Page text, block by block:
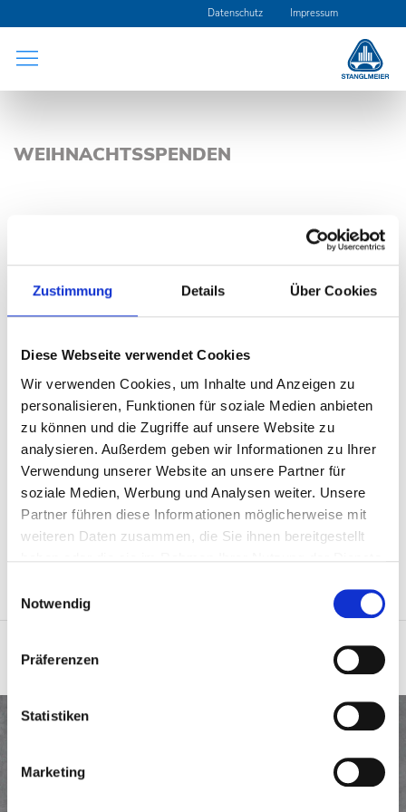
Zustimmung Details Über Cookies
Diese Webseite verwendet Cookies
Wir verwenden Cookies, um Inhalte und Anzeigen zu
personalisieren, Funktionen für soziale Medien anbieten
zu können und die Zugriffe auf unsere Website zu
analysieren. Außerdem geben wir Informationen zu Ihrer
Verwendung unserer Website an unsere Partner für
soziale Medien, Werbung und Analysen weiter. Unsere
Partner führen diese Informationen möglicherweise mit
weiteren Daten zusammen, die Sie ihnen bereitgestellt
Notwendig
Präferenzen
Statistiken
Marketing
Datenschutz Impressum
WEIHNACHTSSPENDEN
Anstelle von Weihnachtsgeschenken wurden zum diesjährigen
Weihnachtsfest die Tierfreunde Abensberg sowie das
Zurück
ERSTKLASSIG. ERFOLGREICH. EHRLICH.
Bauunternehmung
GmbH & Co. KG